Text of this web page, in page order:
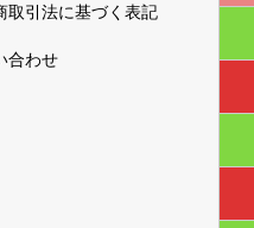
取引法に基づく表記
合わせ